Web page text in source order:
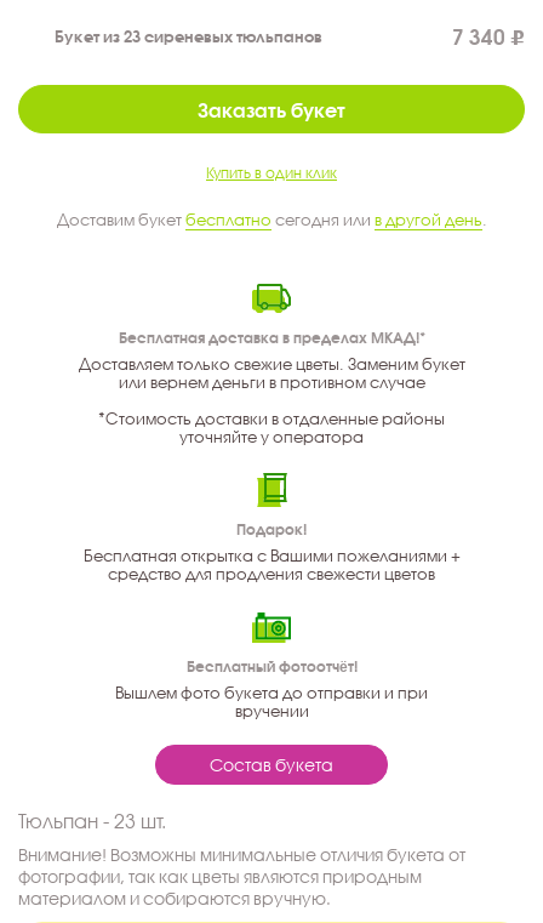
Букет из 23 сиреневых тюльпанов 7 340
Заказать букет
Купить в один клик
Доставим букетбесплатно сегодня или в другой день
Бесплатная доставка в пределах МКАД!*
Доставляем только свежие цветы. Заменим букет
или вернем деньги в противном случае
*Стоимость доставки в отдаленные районы
уточняйте у оператора
Подарок!
Бесплатная открытка с Вашими пожеланиями +
средство для продления свежести цветов
Бесплатный фотоотчёт!
Вышлем фото букета до отправки и при
вручении
Состав букета
Тюльпан - 23 шт.
Внимание! Возможны минимальные отличия букета от
фотографии, так как цветы являются природным
материалом и собираются вручную.